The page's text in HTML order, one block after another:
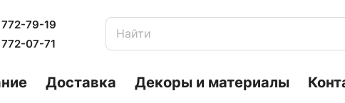
79-19
07-71
Доставка Декоры и материалы